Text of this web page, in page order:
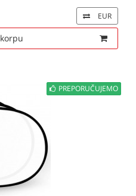
EUR
PREPORUČUJEMO